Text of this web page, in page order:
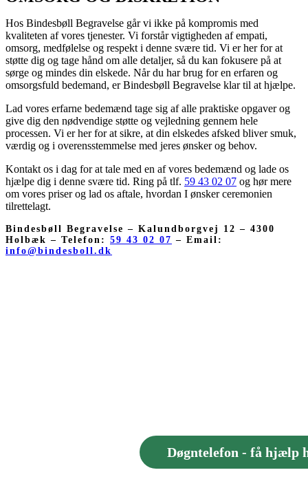
Hos Bindesbøll Begravelse går vi ikke på kompromis med
kvaliteten af vores tjenester. Vi forstår vigtigheden af empati,
omsorg, medfølelse og respekt i denne svære tid. Vi er her for at
støtte dig og tage hånd om alle detaljer, så du kan fokusere på at
sørge og mindes din elskede. Når du har brug for en erfaren og
omsorgsfuld bedemand, er Bindesbøll Begravelse klar til at hjælpe.
Lad vores erfarne bedemænd tage sig af alle praktiske opgaver og
give dig den nødvendige støtte og vejledning gennem hele
processen. Vi er her for at sikre, at din elskedes afsked bliver smuk,
værdig og i overensstemmelse med jeres ønsker og behov.
Kontakt os i dag for at tale med en af vores bedemænd og lade os
hjælpe dig i denne svære tid. Ring på tlf. 59 43 02 07 og hør mere
om vores priser og lad os aftale, hvordan I ønsker ceremonien
tilrettelagt.
Bindesbøll Begravelse – Kalundborgvej 12 – 4300
Holbæk – Telefon: 59 43 02 07 – Email:
info@bindesboll.dk
Døgntelefon - få hjælp